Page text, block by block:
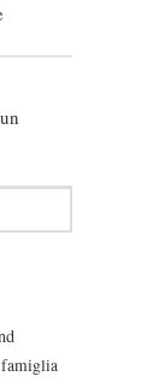
famiglia